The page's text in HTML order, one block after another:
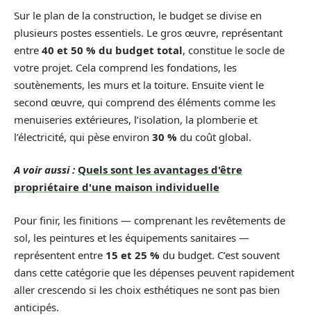
Sur le plan de la construction, le budget se divise en
plusieurs postes essentiels. Le gros œuvre, représentant
entre 40 et 50 % du budget total, constitue le socle de
votre projet. Cela comprend les fondations, les
soutènements, les murs et la toiture. Ensuite vient le
second œuvre, qui comprend des éléments comme les
menuiseries extérieures, l’isolation, la plomberie et
l’électricité, qui pèse environ 30 % du coût global.
A voir aussi : Quels sont les avantages d'être
propriétaire d'une maison individuelle
Pour finir, les finitions — comprenant les revêtements de
sol, les peintures et les équipements sanitaires —
représentent entre 15 et 25 % du budget. C’est souvent
dans cette catégorie que les dépenses peuvent rapidement
aller crescendo si les choix esthétiques ne sont pas bien
anticipés.